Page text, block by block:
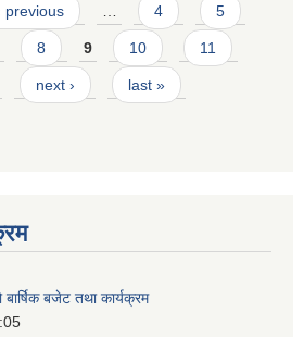
previous 4 5
8 9 10 11
next › last »
बजेट तथा कार्यक्रम